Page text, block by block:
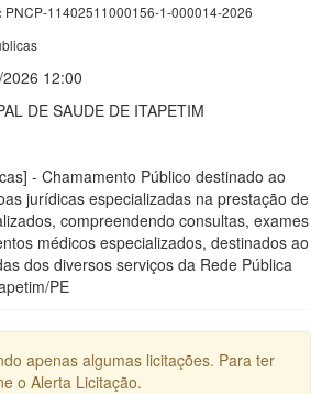
PNCP-11402511000156-1-000014-2026
12:00
DE SAUDE DE ITAPETIM
- Chamamento Público destinado ao
jurídicas especializadas na prestação de
compreendendo consultas, exames
médicos especializados, destinados ao
dos diversos serviços da Rede Pública
PE
apenas algumas licitações. Para ter
o Alerta Licitação.